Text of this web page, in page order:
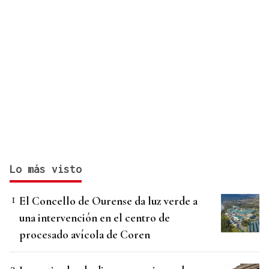
Lo más visto
El Concello de Ourense da luz verde a
una intervención en el centro de
procesado avícola de Coren